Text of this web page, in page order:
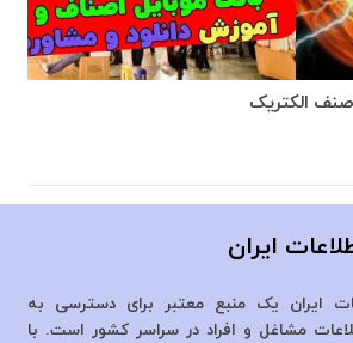
الکتریک
ایران
ایران یک منبع معتبر برای دسترسی به
مشاغل و افراد در سراسر کشور است. با